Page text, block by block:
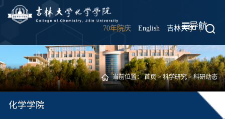
70年院庆 English 吉林大学 |
导航
当前位置：首页>科学研究>科研动态
化学学院